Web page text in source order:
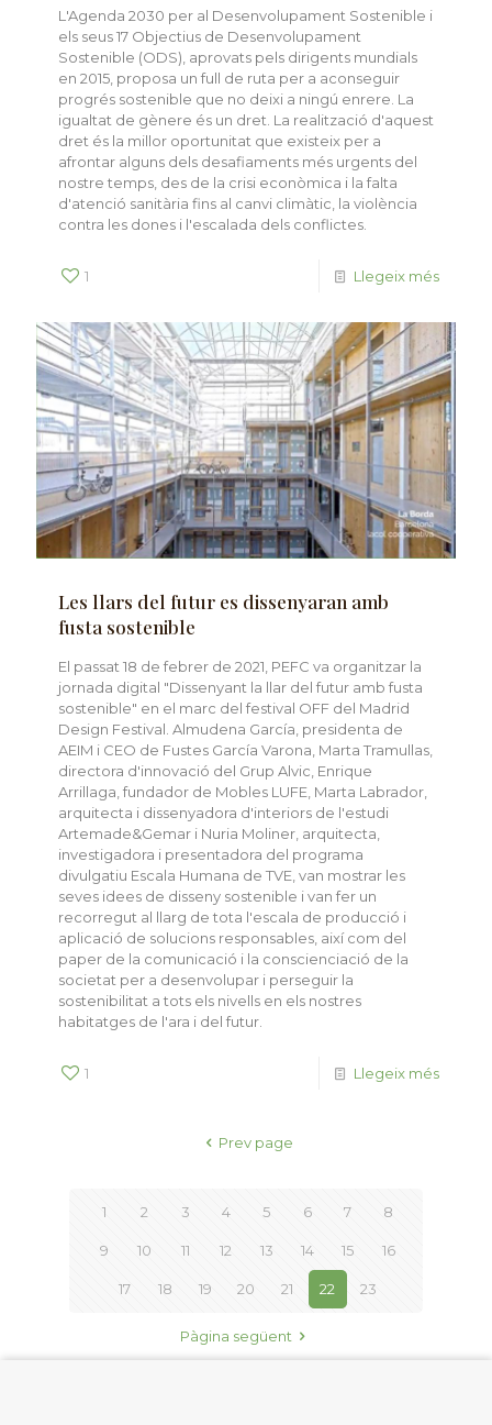
L'Agenda 2030 per al Desenvolupament Sostenible i
els seus 17 Objectius de Desenvolupament
Sostenible (ODS), aprovats pels dirigents mundials
en 2015, proposa un full de ruta per a aconseguir
progrés sostenible que no deixi a ningú enrere. La
igualtat de gènere és un dret. La realització d'aquest
dret és la millor oportunitat que existeix per a
afrontar alguns dels desafiaments més urgents del
nostre temps, des de la crisi econòmica i la falta
d'atenció sanitària fins al canvi climàtic, la violència
contra les dones i l'escalada dels conflictes.
1 Llegeix més
Les llars del futur es dissenyaran amb
fusta sostenible
El passat 18 de febrer de 2021, PEFC va organitzar la
jornada digital "Dissenyant la llar del futur amb fusta
sostenible" en el marc del festival OFF del Madrid
Design Festival. Almudena García, presidenta de
AEIM i CEO de Fustes García Varona, Marta Tramullas,
directora d'innovació del Grup Alvic, Enrique
Arrillaga, fundador de Mobles LUFE, Marta Labrador,
arquitecta i dissenyadora d'interiors de l'estudi
Artemade&Gemar i Nuria Moliner, arquitecta,
investigadora i presentadora del programa
divulgatiu Escala Humana de TVE, van mostrar les
seves idees de disseny sostenible i van fer un
recorregut al llarg de tota l'escala de producció i
aplicació de solucions responsables, així com del
paper de la comunicació i la conscienciació de la
societat per a desenvolupar i perseguir la
sostenibilitat a tots els nivells en els nostres
habitatges de l'ara i del futur.
1 Llegeix més
Prev page
1 2 3 4 5 6 7 8
9 10 11 12 13 14 15 16
17 18 19 20 21 22 23
Pàgina següent